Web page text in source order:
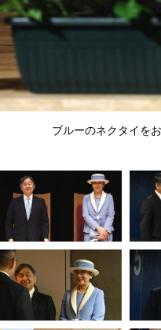
ブルーのネクタイを